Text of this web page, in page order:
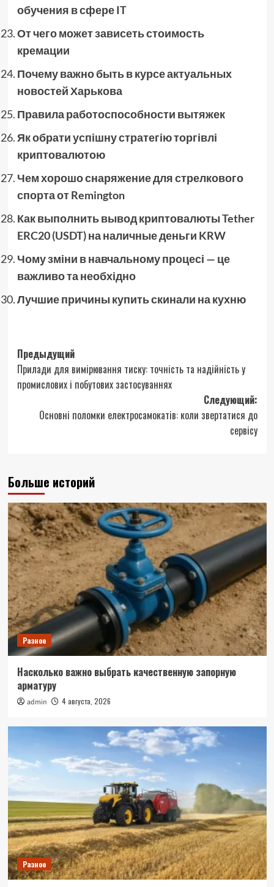
обучения в сфере IT
От чего может зависеть стоимость
кремации
Почему важно быть в курсе актуальных
новостей Харькова
Правила работоспособности вытяжек
Як обрати успішну стратегію торгівлі
криптовалютою
Чем хорошо снаряжение для стрелкового
спорта от Remington
Как выполнить вывод криптовалюты Tether
ERC20 (USDT) на наличные деньги KRW
Чому зміни в навчальному процесі — це
важливо та необхідно
Лучшие причины купить скинали на кухню
Навигация
записи
Предыдущий
Прилади для вимірювання тиску: точність та надійність у
промислових і побутових застосуваннях
Следующий:
Основні поломки електросамокатів: коли звертатися до
сервісу
Больше историй
Разное
Насколько важно выбрать качественную запорную
арматуру
admin 4 августа, 2026
Разное